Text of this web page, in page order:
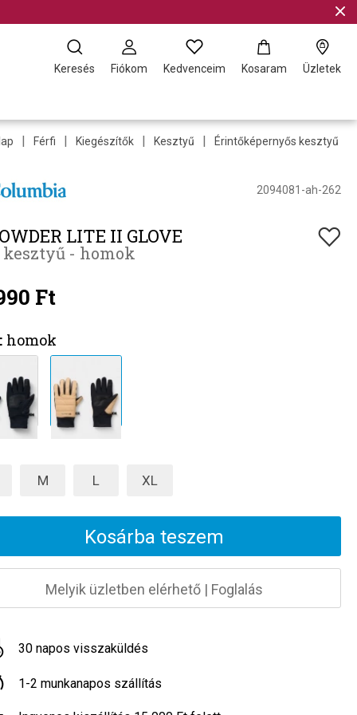
Keresés Fiókom Kedvenceim Kosaram Üzletek
| Férfi | Kiegészítők | Kesztyű | Érintőképernyős kesztyű
2094081-ah-262
LITE II GLOVE
- homok
Ft
homok
M L XL
Kosárba teszem
Melyik üzletben elérhető| Foglalás
30 napos visszaküldés
1-2 munkanapos szállítás